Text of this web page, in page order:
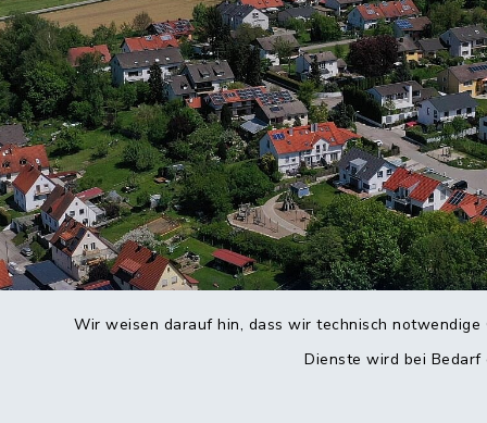
Wir weisen darauf hin, dass wir technisch
Dienste wird bei